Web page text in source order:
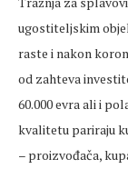
ugostiteljskim
raste i nakon
od zahteva
60.000 evra ali i
kvalitetu pariraju
– proizvođača,